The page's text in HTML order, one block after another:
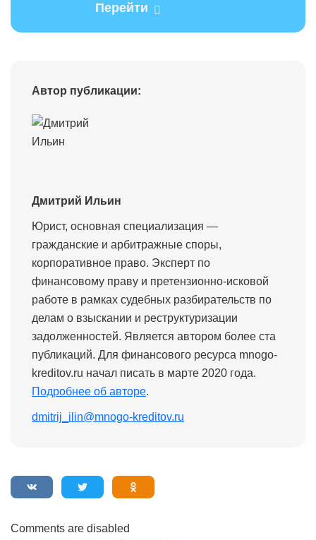
Перейти
Автор публикации:
Дмитрий Ильин
Юрист, основная специализация —
гражданские и арбитражные споры,
корпоративное право. Эксперт по
финансовому праву и претензионно-исковой
работе в рамках судебных разбирательств по
делам о взыскании и реструктуризации
задолженностей. Является автором более ста
публикаций. Для финансового ресурса mnogo-
kreditov.ru начал писать в марте 2020 года.
Подробнее об авторе.
dmitrij_ilin@mnogo-kreditov.ru
Comments are disabled